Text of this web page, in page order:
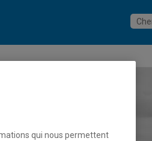
qui nous permettent